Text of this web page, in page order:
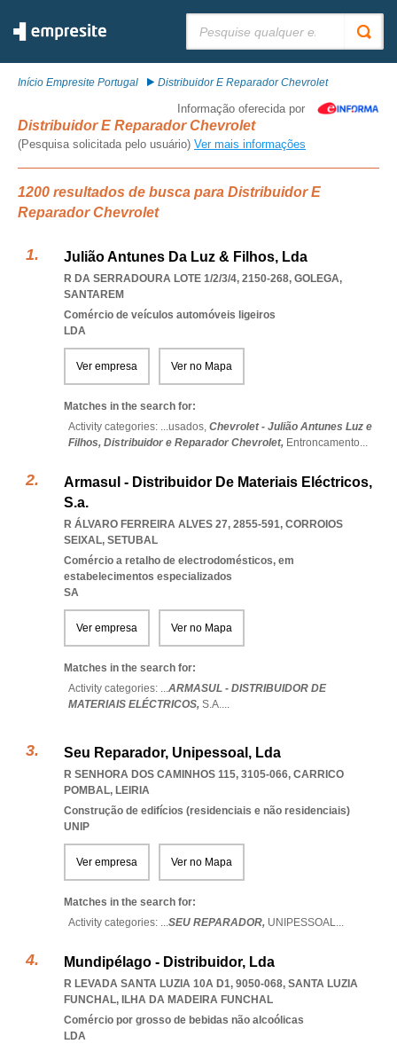
Início Empresite Portugal Distribuidor E Reparador Chevrolet
Informação oferecida por
Distribuidor E Reparador Chevrolet
(Pesquisa solicitada pelo usuário) Ver mais informações
1200 resultados de busca para Distribuidor E
Reparador Chevrolet
Julião Antunes Da Luz & Filhos, Lda
R DA SERRADOURA LOTE 1/2/3/4, 2150-268, GOLEGA,
SANTAREM
Comércio de veículos automóveis ligeiros
LDA
Ver empresa Ver no Mapa
Matches in the search for:
Activity categories: ...usados, Chevrolet - Julião Antunes Luz e
Filhos, Distribuidor e Reparador Chevrolet, Entroncamento...
Armasul - Distribuidor De Materiais Eléctricos,
S.a.
R ÁLVARO FERREIRA ALVES 27, 2855-591, CORROIOS
SEIXAL, SETUBAL
Comércio a retalho de electrodomésticos, em
estabelecimentos especializados
SA
Ver empresa Ver no Mapa
Matches in the search for:
Activity categories: ...ARMASUL - DISTRIBUIDOR DE
MATERIAIS ELÉCTRICOS, S.A....
Seu Reparador, Unipessoal, Lda
R SENHORA DOS CAMINHOS 115, 3105-066, CARRICO
POMBAL, LEIRIA
Construção de edifícios (residenciais e não residenciais)
UNIP
Ver empresa Ver no Mapa
Matches in the search for:
Activity categories: ...SEU REPARADOR, UNIPESSOAL...
Mundipélago - Distribuidor, Lda
R LEVADA SANTA LUZIA 10A D1, 9050-068, SANTA LUZIA
FUNCHAL, ILHA DA MADEIRA FUNCHAL
Comércio por grosso de bebidas não alcoólicas
LDA